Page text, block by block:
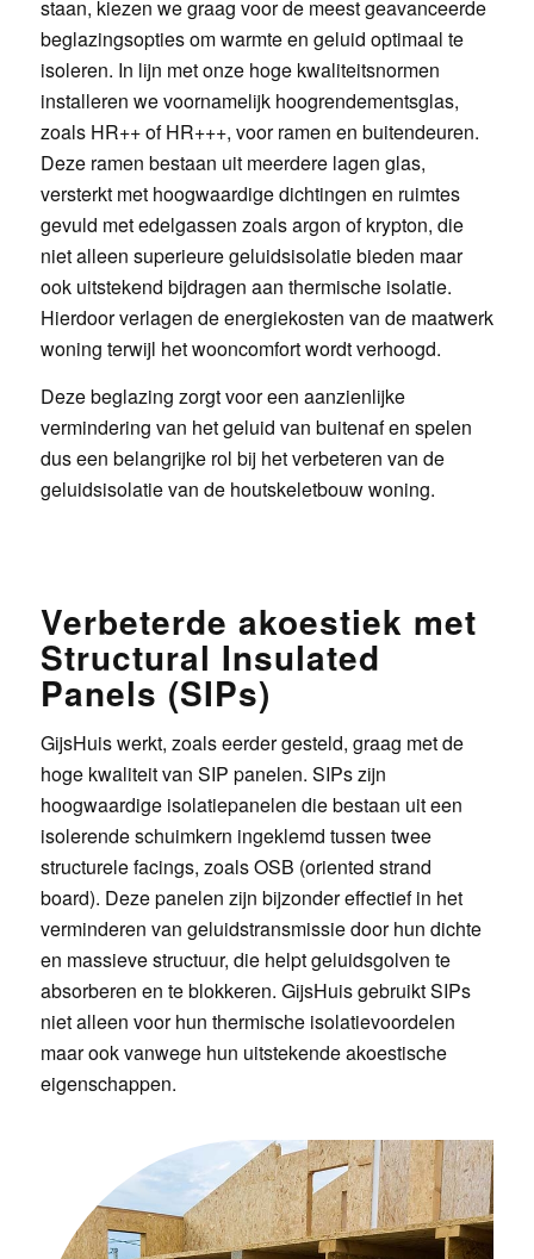
staan, kiezen we graag voor de meest geavanceerde
beglazingsopties om warmte en geluid optimaal te
isoleren. In lijn met onze hoge kwaliteitsnormen
installeren we voornamelijk hoogrendementsglas,
zoals HR++ of HR+++, voor ramen en buitendeuren.
Deze ramen bestaan uit meerdere lagen glas,
versterkt met hoogwaardige dichtingen en ruimtes
gevuld met edelgassen zoals argon of krypton, die
niet alleen superieure geluidsisolatie bieden maar
ook uitstekend bijdragen aan thermische isolatie.
Hierdoor verlagen de energiekosten van de maatwerk
woning terwijl het wooncomfort wordt verhoogd.
Deze beglazing zorgt voor een aanzienlijke
vermindering van het geluid van buitenaf en spelen
dus een belangrijke rol bij het verbeteren van de
geluidsisolatie van de houtskeletbouw woning.
Verbeterde akoestiek met
Structural Insulated
Panels (SIPs)
GijsHuis werkt, zoals eerder gesteld, graag met de
hoge kwaliteit van SIP panelen. SIPs zijn
hoogwaardige isolatiepanelen die bestaan uit een
isolerende schuimkern ingeklemd tussen twee
structurele facings, zoals OSB (oriented strand
board). Deze panelen zijn bijzonder effectief in het
verminderen van geluidstransmissie door hun dichte
en massieve structuur, die helpt geluidsgolven te
absorberen en te blokkeren. GijsHuis gebruikt SIPs
niet alleen voor hun thermische isolatievoordelen
maar ook vanwege hun uitstekende akoestische
eigenschappen.